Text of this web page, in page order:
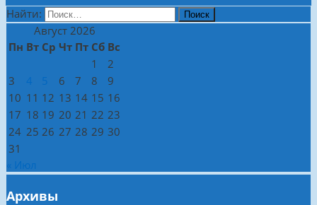
Найти:
Август 2026
Пн Вт Ср Чт Пт Сб Вс
1
2
3
4 5 6 7 8
9
10 11 12 13 14 15 16
17 18 19 20 21 22 23
24 25 26 27 28 29 30
31
« Июл
Архивы